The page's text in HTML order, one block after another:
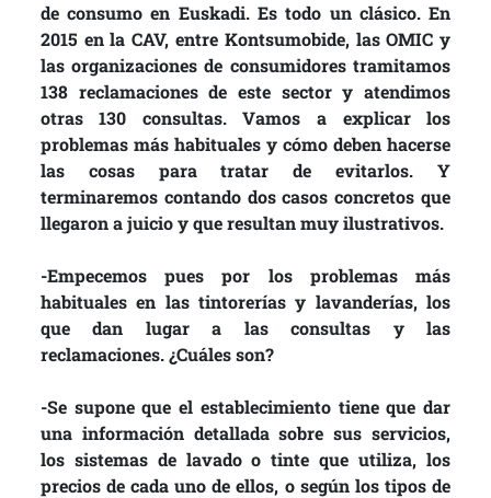
de consumo en Euskadi. Es todo un clásico. En
2015 en la CAV, entre Kontsumobide, las OMIC y
las organizaciones de consumidores tramitamos
138 reclamaciones de este sector y atendimos
otras 130 consultas. Vamos a explicar los
problemas más habituales y cómo deben hacerse
las cosas para tratar de evitarlos. Y
terminaremos contando dos casos concretos que
llegaron a juicio y que resultan muy ilustrativos.
-Empecemos pues por los problemas más
habituales en las tintorerías y lavanderías, los
que dan lugar a las consultas y las
reclamaciones. ¿Cuáles son?
-Se supone que el establecimiento tiene que dar
una información detallada sobre sus servicios,
los sistemas de lavado o tinte que utiliza, los
precios de cada uno de ellos, o según los tipos de